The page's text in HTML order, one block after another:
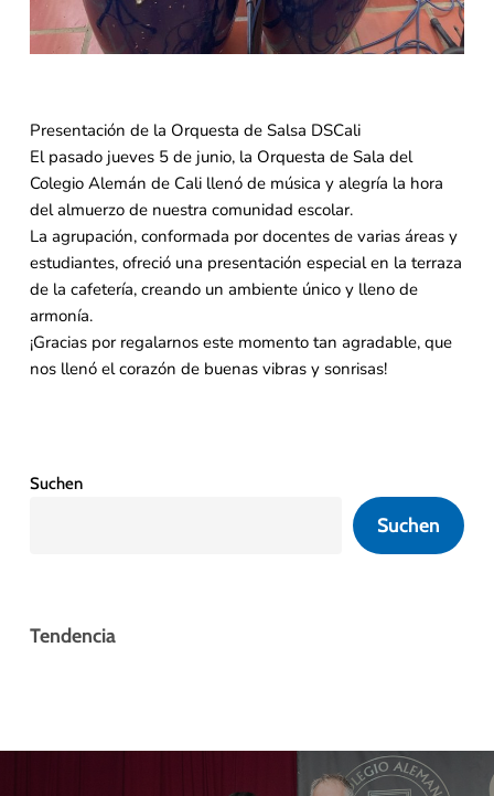
Presentación de la Orquesta de Salsa DSCali
El pasado jueves 5 de junio, la Orquesta de Sala del
Colegio Alemán de Cali llenó de música y alegría la hora
del almuerzo de nuestra comunidad escolar.
La agrupación, conformada por docentes de varias áreas y
estudiantes, ofreció una presentación especial en la terraza
de la cafetería, creando un ambiente único y lleno de
armonía.
¡Gracias por regalarnos este momento tan agradable, que
nos llenó el corazón de buenas vibras y sonrisas!
Suchen
Suchen
Tendencia